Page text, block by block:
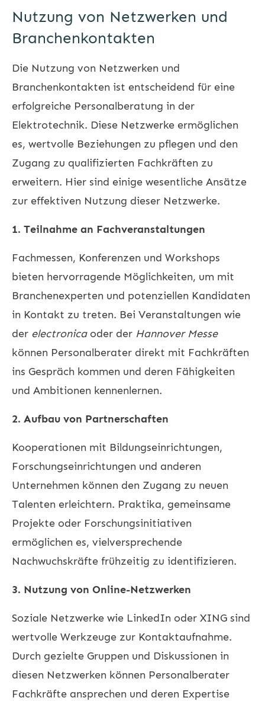
Nutzung von Netzwerken und
Branchenkontakten
Die Nutzung von Netzwerken und
Branchenkontakten ist entscheidend für eine
erfolgreiche Personalberatung in der
Elektrotechnik. Diese Netzwerke ermöglichen
es, wertvolle Beziehungen zu pflegen und den
Zugang zu qualifizierten Fachkräften zu
erweitern. Hier sind einige wesentliche Ansätze
zur effektiven Nutzung dieser Netzwerke.
1. Teilnahme an Fachveranstaltungen
Fachmessen, Konferenzen und Workshops
bieten hervorragende Möglichkeiten, um mit
Branchenexperten und potenziellen Kandidaten
in Kontakt zu treten. Bei Veranstaltungen wie
der electronicaoder der Hannover Messe
können Personalberater direkt mit Fachkräften
ins Gespräch kommen und deren Fähigkeiten
und Ambitionen kennenlernen.
2. Aufbau von Partnerschaften
Kooperationen mit Bildungseinrichtungen,
Forschungseinrichtungen und anderen
Unternehmen können den Zugang zu neuen
Talenten erleichtern. Praktika, gemeinsame
Projekte oder Forschungsinitiativen
ermöglichen es, vielversprechende
Nachwuchskräfte frühzeitig zu identifizieren.
3. Nutzung von Online-Netzwerken
Soziale Netzwerke wie LinkedIn oder XING sind
wertvolle Werkzeuge zur Kontaktaufnahme.
Durch gezielte Gruppen und Diskussionen in
diesen Netzwerken können Personalberater
Fachkräfte ansprechen und deren Expertise